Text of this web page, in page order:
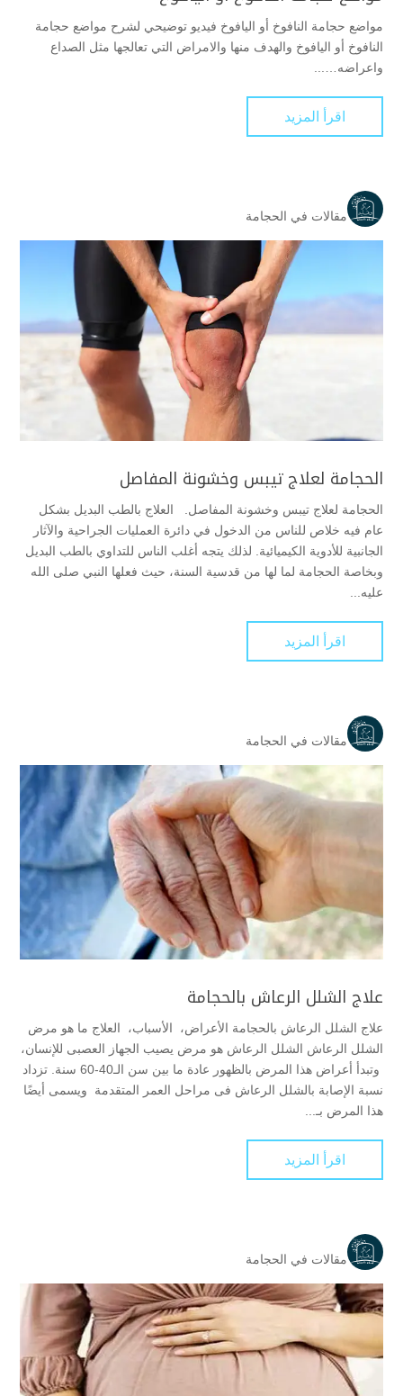
مواضع حجامة النافوخ أو اليافوخ فيديو توضيحي لشرح مواضع حجامة
النافوخ أو اليافوخ والهدف منها والامراض التي تعالجها مثل الصداع
واعراضه…...
اقرأ المزيد
مقالات في الحجامة
الحجامة لعلاج تيبس وخشونة المفاصل
الحجامة لعلاج تيبس وخشونة المفاصل. العلاج بالطب البديل بشكل
عام فيه خلاص للناس من الدخول في دائرة العمليات الجراحية والآثار
الجانبية للأدوية الكيميائية. لذلك يتجه أغلب الناس للتداوي بالطب البديل
وبخاصة الحجامة لما لها من قدسية السنة، حيث فعلها النبي صلى الله
عليه...
اقرأ المزيد
مقالات في الحجامة
علاج الشلل الرعاش بالحجامة
علاج الشلل الرعاش بالحجامة الأعراض، الأسباب، العلاج ما هو مرض
الشلل الرعاش الشلل الرعاش هو مرض يصيب الجهاز العصبى للإنسان،
وتبدأ أعراض هذا المرض بالظهور عادة ما بين سن الـ40-60 سنة. تزداد
نسبة الإصابة بالشلل الرعاش فى مراحل العمر المتقدمة ويسمى أيضًا
هذا المرض بـ...
اقرأ المزيد
مقالات في الحجامة